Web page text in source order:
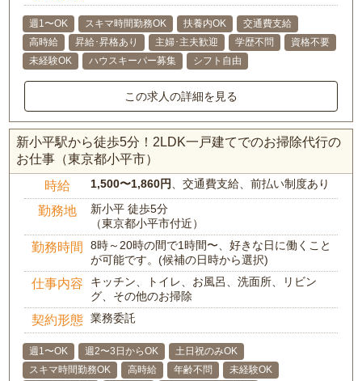
週1〜OK スキマ時間勤務OK 扶養内OK
交通費支給
高時給
昇給･昇格あり 主婦･主夫歓迎 学歴不問
資格不要
未経験OK
ハウスキーパー募集 シフト自由
この求人の詳細を見る
新小平駅から徒歩5分！2LDK一戸建てでのお掃除代行の
お仕事（東京都小平市）
時給 1,500〜1,860円 、交通費支給、前払い制度あり
勤務地
新小平 徒歩5分
（東京都小平市付近）
勤務時間
8時～20時の間で1時間〜、好きな日に働くこと
が可能です。(候補の日時から選択)
仕事内容
キッチン、トイレ、お風呂、洗面所、リビン
グ、その他のお掃除
契約形態 業務委託
週1〜OK 週2〜3日からOK
土日祝のみOK
スキマ時間勤務OK
高時給 年齢不問
未経験OK